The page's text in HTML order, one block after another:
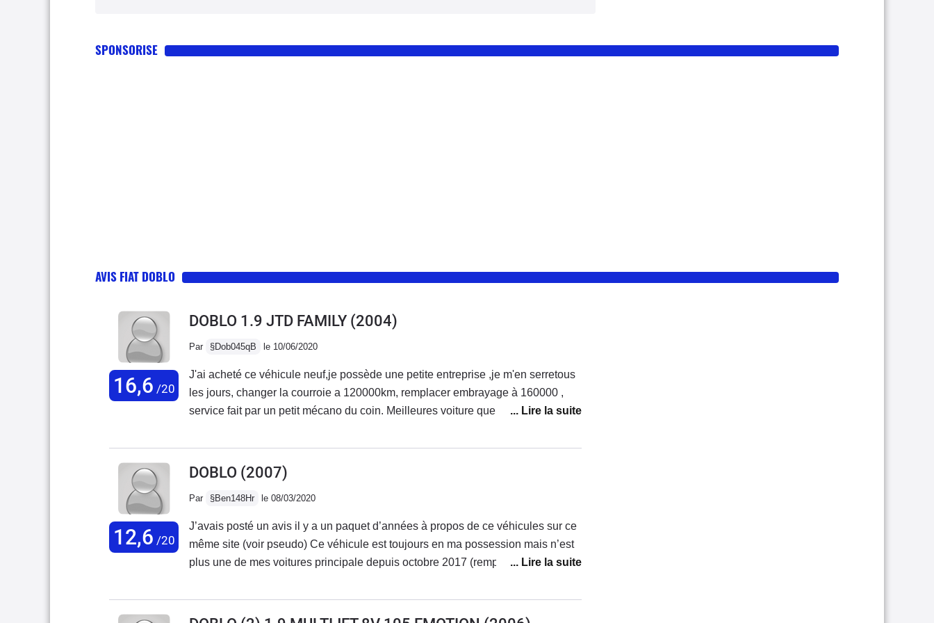
SPONSORISE
AVIS FIAT DOBLO
16,6 /20
DOBLO 1.9 JTD FAMILY (2004)
Par §Dob045qB le 10/06/2020
J'ai acheté ce véhicule neuf,je possède une petite entreprise ,je m'en serretous
les jours, changer la courroie a 120000km, remplacer embrayage à 160000 ,
service fait par un petit mécano du coin. Meilleures voiture que j'ai possèdé .
lourde. Malheureusement, l'embrayage à lâché, trop chère pour le
remplacement. Je rachète un nouveau Doblo en espérant qu'il sera autant de
bonne qualité.
12,6 /20
DOBLO (2007)
Par §Ben148Hr le 08/03/2020
J’avais posté un avis il y a un paquet d’années à propos de ce véhicules sur ce
même site (voir pseudo) Ce véhicule est toujours en ma possession mais n’est
plus une de mes voitures principale depuis octobre 2017 (remplacé par une
de gros objet sont à déplacer ou sur de gros trajets et qu’il y a besoin de place
durant les trajets Au final sur les aspects pratiques confort et la voiture en elle-